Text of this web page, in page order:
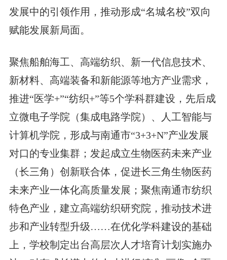
发展中的引领作用，推动形成“名城名校”双向
赋能发展新局面。
聚焦船舶海工、高端纺织、新一代信息技术、
新材料、高端装备和新能源等地方产业需求，
推进“医学+”“纺织+”等5个学科群建设，先后成
立微电子学院（集成电路学院）、人工智能与
计算机学院，形成与南通市“3+3+N”产业发展
对口的专业集群；发起成立生物医药未来产业
（长三角）创新联合体，促进长三角生物医药
未来产业一体化高质量发展；聚焦南通市纺织
特色产业，建立高端纺织研究院，推动技术进
步和产业转型升级……在优化学科建设的基础
上，学校制定出台高层次人才培育计划实施办